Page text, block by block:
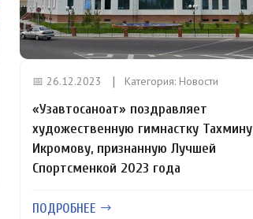
📅 26.12.2023 Категория: Новости
«Узавтосаноат» поздравляет
художественную гимнастку Тахмину
Икромову, признанную Лучшей
Спортсменкой 2023 года
ПОДРОБНЕЕ